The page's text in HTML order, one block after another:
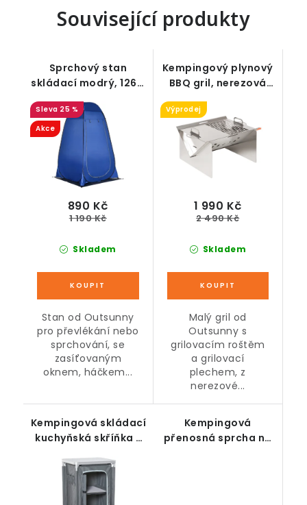
Související produkty
Sprchový stan
skládací modrý, 126 x
124 x 189 cm
25 %
Akce
Skladem
890 Kč
1 190 Kč
Stan od Outsunny
pro převlékání nebo
sprchování, se
zasíťovaným
oknem, háčkem...
Kempingový plynový
BBQ gril, nerezová
ocel, 52 x 40 x 31 cm
Výprodej
Skladem
1 990 Kč
2 490 Kč
Malý gril od
Outsunny s
grilovacím roštěm
a grilovací
plechem, z
nerezové...
Kempingová skládací
kuchyňská skříňka s
police, šedá, 60 x 50
x 104,5 cm
Kempingová
přenosná sprcha na